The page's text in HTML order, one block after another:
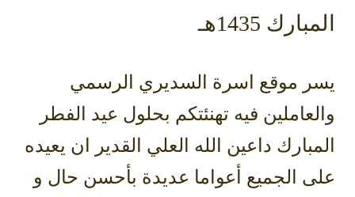
المبارك 1435هـ
يسر موقع اسرة السديري الرسمي
والعاملين فيه تهنئتكم بحلول عيد الفطر
المبارك داعين الله العلي القدير ان يعيده
على الجميع أعواما عديدة بأحسن حال و